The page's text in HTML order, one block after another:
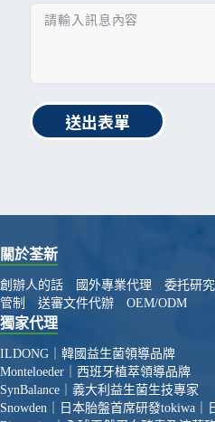
送出表單
關於荃新
創辦人的話 國外專業代理 委托研
管制
送審文件代辦 OEM/ODM
獨家代理
ILDONG｜韓國益生菌領導品牌
Monteloeder｜西班牙植萃領導品牌
SynBalance｜義大利益生菌生技專家
Snowden｜日本胎盤首席研發tokiwa｜